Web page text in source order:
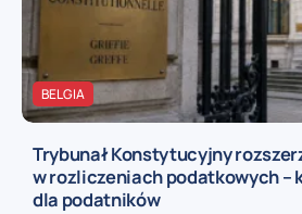
BELGIA
Trybunał Konstytucyjny
w rozliczeniach podatkowych –
dla podatników